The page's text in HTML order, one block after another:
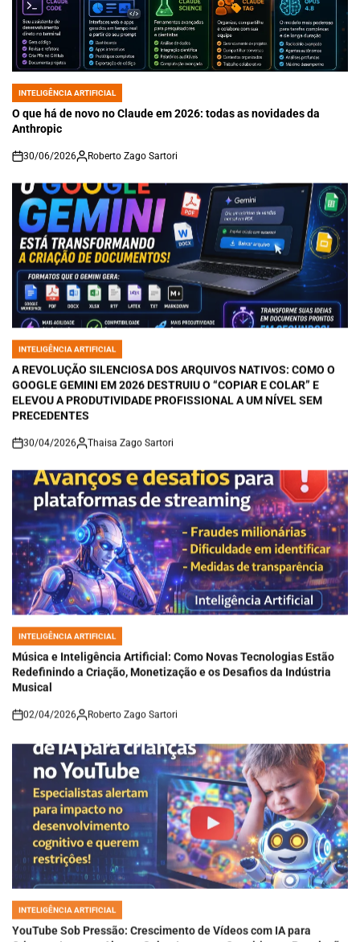
POSTED
IN
INTELIGÊNCIA ARTIFICIAL
O que há de novo no Claude em 2026: todas as novidades da
Anthropic
on
30/06/2026 Roberto Zago Sartori
POSTED
INTELIGÊNCIA ARTIFICIAL
A REVOLUÇÃO SILENCIOSA DOS ARQUIVOS NATIVOS: COMO O
GOOGLE GEMINI EM 2026 DESTRUIU O “COPIAR E COLAR” E
ELEVOU A PRODUTIVIDADE PROFISSIONAL A UM NÍVEL SEM
PRECEDENTES
on
30/04/2026 Thaisa Zago Sartori
POSTED
IN
INTELIGÊNCIA ARTIFICIAL
Música e Inteligência Artificial: Como Novas Tecnologias Estão
Redefinindo a Criação, Monetização e os Desafios da Indústria
Musical
on
POSTED
IN
YouTube Sob Pressão: Crescimento de Vídeos com IA para
Crianças Levanta Alertas Sobre Impactos Cognitivos e Regulação